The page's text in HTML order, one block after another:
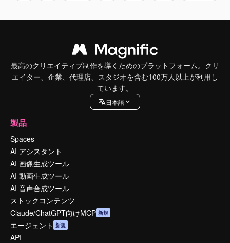
最高のクリエイティブ制作を導くためのプラットフォーム。クリ
エイター、企業、代理店、スタジオを含む100万人以上が利用し
ています。
日本語
製品
Spaces
AI アシスタント
AI 画像生成ツール
AI 動画生成ツール
AI 音声合成ツール
ストックコンテンツ
Claude/ChatGPT向けMCP 新規
エージェント 新規
API